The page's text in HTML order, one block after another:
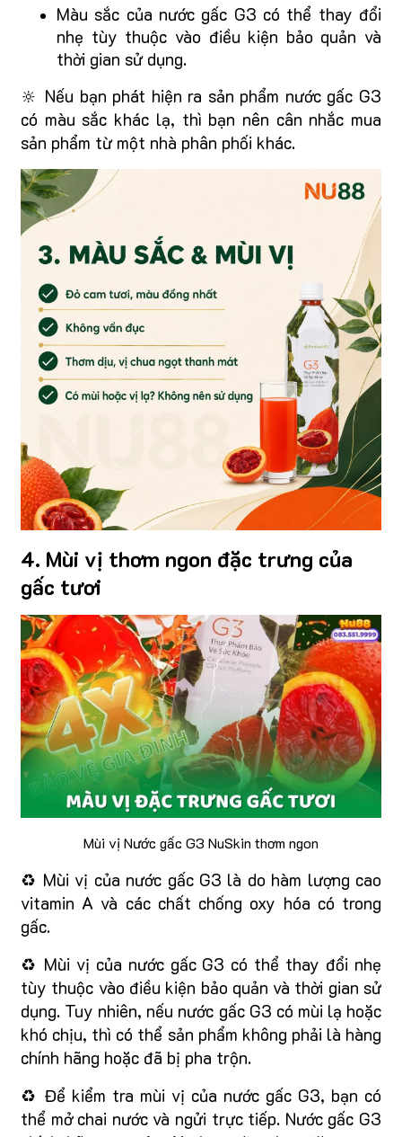
Màu sắc của nước gấc G3 có thể thay đổi
nhẹ tùy thuộc vào điều kiện bảo quản và
thời gian sử dụng.
🔆 Nếu bạn phát hiện ra sản phẩm nước gấc G3
có màu sắc khác lạ, thì bạn nên cân nhắc mua
sản phẩm từ một nhà phân phối khác.
4. Mùi vị thơm ngon đặc trưng của
gấc tươi
Mùi vị Nước gấc G3 NuSkin thơm ngon
♻️ Mùi vị của nước gấc G3 là do hàm lượng cao
vitamin A và các chất chống oxy hóa có trong
gấc.
♻️ Mùi vị của nước gấc G3 có thể thay đổi nhẹ
tùy thuộc vào điều kiện bảo quản và thời gian sử
dụng. Tuy nhiên, nếu nước gấc G3 có mùi lạ hoặc
khó chịu, thì có thể sản phẩm không phải là hàng
chính hãng hoặc đã bị pha trộn.
♻️ Để kiểm tra mùi vị của nước gấc G3, bạn có
thể mở chai nước và ngửi trực tiếp. Nước gấc G3